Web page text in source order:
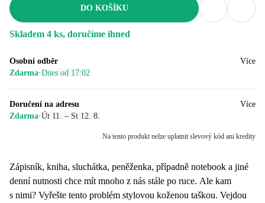
DO KOŠÍKU
Skladem 4 ks, doručíme ihned
Osobní odběr
Zdarma·Dnes od 17:02
Více
Doručení na adresu
Zdarma·Út 11. – St 12. 8.
Více
Na tento produkt nelze uplatnit slevový kód ani kredity
Zápisník, kniha, sluchátka, peněženka, případně notebook a jiné
denní nutnosti chce mít mnoho z nás stále po ruce. Ale kam
s nimi? Vyřešte tento problém stylovou koženou taškou. Vejdou